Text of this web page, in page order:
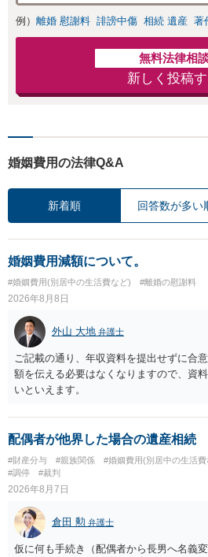
例） 離婚 慰謝料 誹謗中傷 相続 遺産 著
無料法律相
新しく投稿
婚姻費用の法律Q&A
新着順 回答数が多い
婚姻費用減額について。
#婚姻費用(別居中の生活費など) #離婚の慰謝料
2026年8月8日
外山 大地 弁護士
ご記載の通り、年収資料を提出せずに合
額を伝える必要はなくなりますので、資
いといえます。
配偶者が他界した場合の遺産相続
#財産分与 #親族関係 #婚姻費用(別居中の生活費
#調停
#裁判
2026年8月7日
倉田 勲 弁護士
仮に何も手続き（配偶者から長男へ名義